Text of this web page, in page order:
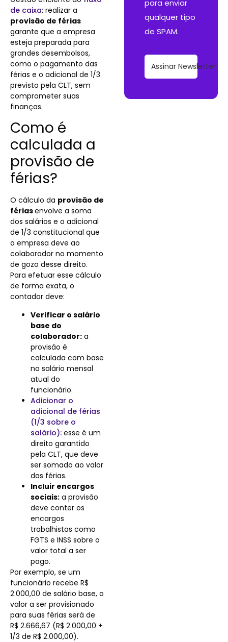
de caixa: realizar a
provisão de férias
garante que a empresa
esteja preparada para
grandes desembolsos,
como o pagamento das
férias e o adicional de 1/3
previsto pela CLT, sem
comprometer suas
finanças.
Como é
calculada a
provisão de
férias?
O cálculo da provisão de
fériasenvolve a soma
dos salários e o adicional
de 1/3 constitucional que
a empresa deve ao
colaborador no momento
de gozo desse direito.
Para efetuar esse cálculo
de forma exata, o
contador deve:
Verificar o salário
base do
colaborador: a
provisão é
calculada com base
no salário mensal
atual do
funcionário.
Adicionar o
adicional de férias
(1/3 sobre o
salário): esse é um
direito garantido
pela CLT, que deve
ser somado ao valor
das férias.
Incluir encargos
sociais: a provisão
deve conter os
encargos
trabalhistas como
FGTS e INSS sobre o
valor total a ser
pago.
Por exemplo, se um
funcionário recebe R$
2.000,00 de salário base, o
valor a ser provisionado
para suas férias será de
R$ 2.666,67 (R$ 2.000,00 +
1/3 de R$ 2.000,00).
para enviar
qualquer tipo
de SPAM.
Assinar Newsletter